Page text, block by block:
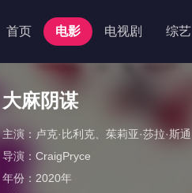
首页 电影 电视剧 综艺
大麻阴谋
主演： 卢克·比利克
茱莉亚·莎拉·斯通
导演： CraigPryce
年份： 2020年